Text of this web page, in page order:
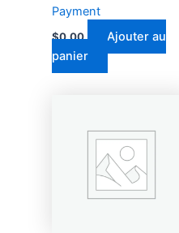
Payment
$0.00
Ajouter au
panier